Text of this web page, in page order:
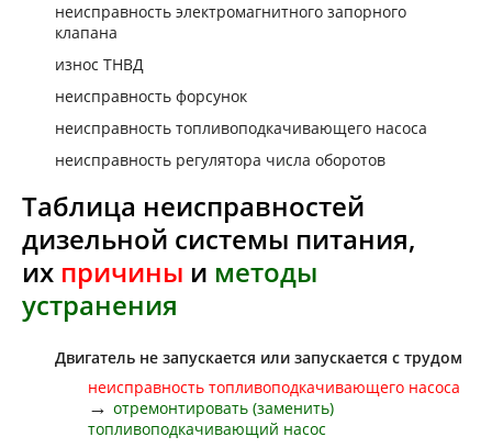
неисправность электромагнитного запорного
клапана
износ ТНВД
неисправность форсунок
неисправность топливоподкачивающего насоса
неисправность регулятора числа оборотов
Таблица неисправностей
дизельной системы питания,
их причины и методы
устранения
Двигатель не запускается или запускается с трудом
неисправность топливоподкачивающего насоса
→ отремонтировать (заменить)
топливоподкачивающий насос